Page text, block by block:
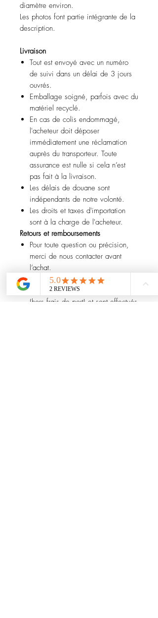
diamètre environ.
Les photos font partie intégrante de la
description.
Livraison
Tout est envoyé avec un numéro
de suivi dans un délai de 3 jours
ouvrés.
Emballage soigné, parfois avec du
matériel recyclé.
En cas de colis endommagé,
l'acheteur doit déposer
immédiatement une réclamation
auprès du transporteur. Toute
assurance est nulle si cela n’est
pas fait à la livraison.
Les délais de douane sont
indépendants de notre volonté.
Les droits et taxes d'importation
sont à la charge de l'acheteur.
Retours et remboursements
Pour toute question ou précision,
merci de nous contacter avant
l’achat.
Les remboursements portent
uniquement sur le prix de l’article
(hors frais de port) et sont effectués